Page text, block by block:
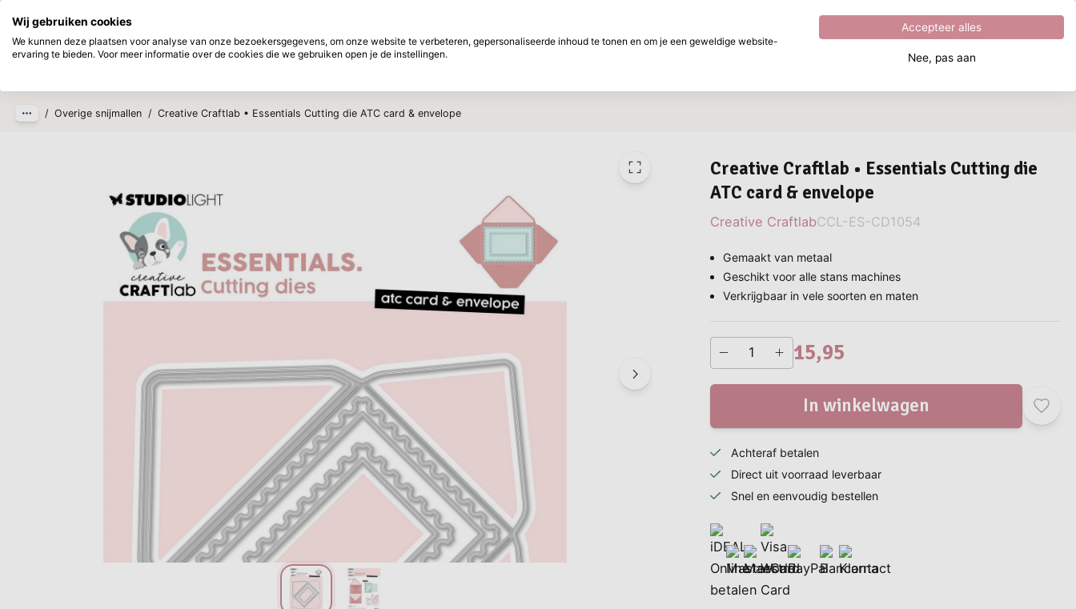
Ga naar hoofdinhoud
Uitstekend 4.8uit5
Verwacht Merken
/ Overige snijmallen / Creative Craftlab • Essentials Cutting die ATC card & envelope
Creative Craftlab • Essentials Cutting die
ATC card & envelope
Creative CraftlabCCL-ES-CD1054
Gemaakt van metaal
Geschikt voor alle stans machines
Verkrijgbaar in vele soorten en maten
15,95
In winkelwagen
Achteraf betalen
Direct uit voorraad leverbaar
Snel en eenvoudig bestellen
Wij gebruiken cookies
We kunnen deze plaatsen voor analyse van onze bezoekersgegevens, om onze website te verbeteren, gepersonaliseerde inhoud te tonen en om je een geweldige website-
ervaring te bieden. Voor meer informatie over de cookies die we gebruiken open je de instellingen.
Accepteer alles
Nee, pas aan